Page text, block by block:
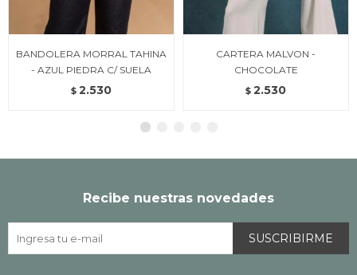
BANDOLERA MORRAL TAHINA
- AZUL PIEDRA C/ SUELA
$ 2.530
CARTERA MALVON -
CHOCOLATE
$ 2.530
Recibe nuestras novedades
SUSCRIBIRME